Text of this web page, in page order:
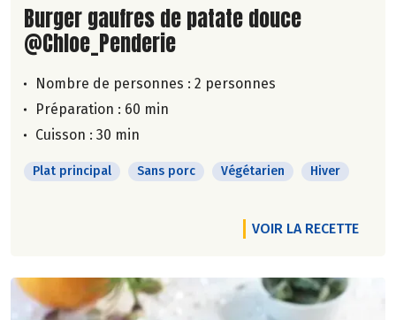
Lire la suite de la recette
Burger gaufres de patate douce
@Chloe_Penderie
Nombre de personnes : 2 personnes
Préparation : 60 min
Cuisson : 30 min
Plat principal Sans porc Végétarien Hiver
VOIR LA RECETTE